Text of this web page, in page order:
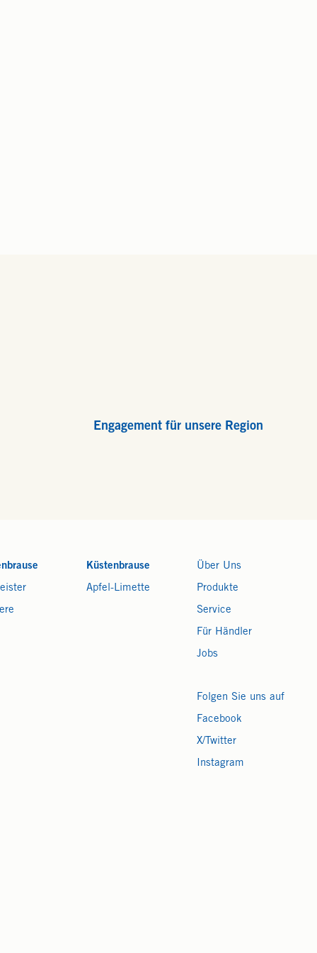
Engagement für unsere Region
Küstenbrause
Apfel-Limette
Über Uns
Produkte
Service
Für Händler
Jobs
Folgen Sie uns auf
Facebook
X/Twitter
Instagram